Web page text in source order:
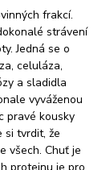
frakcí.
strávení
Jedná se o
celuláza,
a sladidla
vyváženou
pravé kousky
si tvrdit, že
všech. Chuť je